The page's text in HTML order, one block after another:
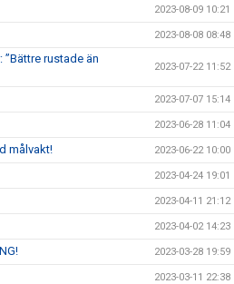
2023-08-09 10:21
2023-08-08 08:48
rustade än
2023-07-22 11:52
2023-07-07 15:14
2023-06-28 11:04
målvakt! 2023-06-22 10:00
2023-04-24 19:01
2023-04-11 21:12
2023-04-02 14:23
2023-03-28 19:59
2023-03-11 22:38